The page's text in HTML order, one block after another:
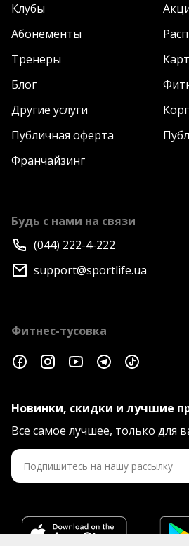
Клубы
Абонементы
Тренеры
Блог
Другие услуги
Публичная оферта
Франчайзинг
Будь с нами на связи
(044) 222-4-222
support@sportlife.ua
Фитнес-тусовка
Новинки, скидки и лучшие
Все самое лучшее, только для